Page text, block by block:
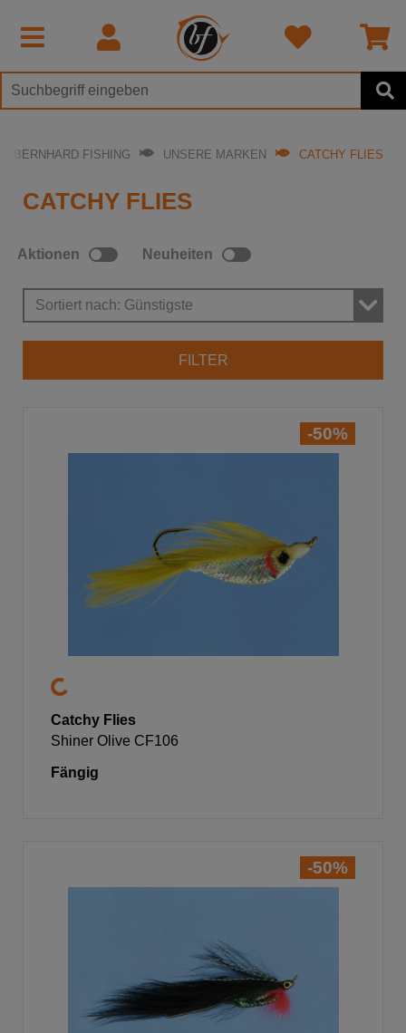
BERNHARD FISHING UNSERE MARKEN CATCHY FLIES
CATCHY FLIES
FILTER
Sortiert nach: Günstigste
Aktionen Neuheiten
-50%
Catchy Flies
Shiner Olive CF106
Fängig
-50%